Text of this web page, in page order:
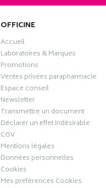
OFFICINE
Accueil
Laboratoires & Marques
Promotions
Ventes privées parapharmacie
Espace conseil
Newsletter
Transmettre un document
Déclarer un effet indésirable
CGV
Mentions légales
Données personnelles
Cookies
Mes préférences Cookies